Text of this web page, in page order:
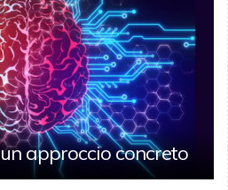
approccio concreto